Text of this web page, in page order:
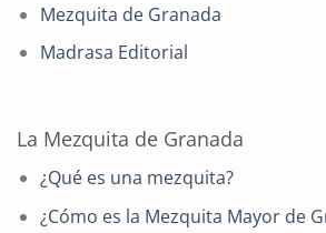
Mezquita de Granada
Madrasa Editorial
La Mezquita de Granada
¿Qué es una mezquita?
¿Cómo es la Mezquita Mayor de